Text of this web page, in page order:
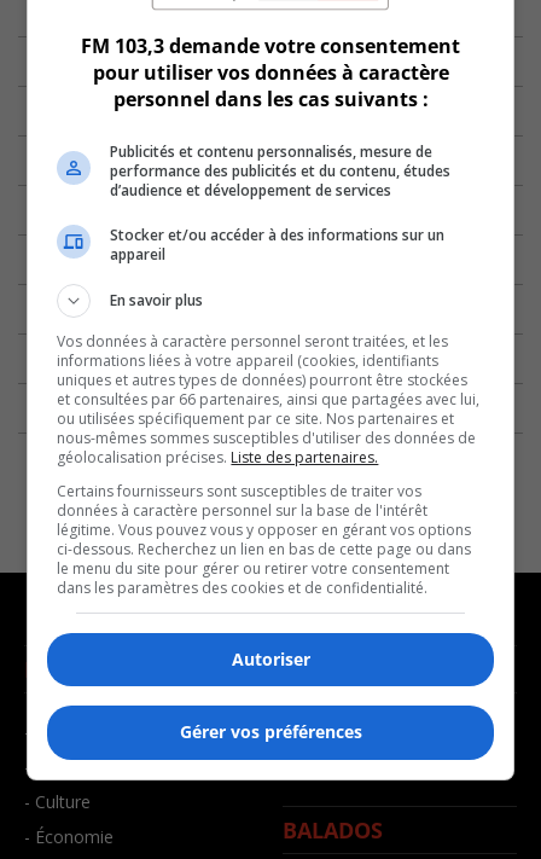
NOUVELLES
- Affaires municipales
- Communauté / Social
- Culture
- Économie
MUSIQUE
- Décompte franco
- Joué récemment
BALADOS
FM 103,3 demande votre consentement
pour utiliser vos données à caractère
personnel dans les cas suivants :
Publicités et contenu personnalisés, mesure de
performance des publicités et du contenu, études
d’audience et développement de services
Stocker et/ou accéder à des informations sur un
appareil
En savoir plus
Vos données à caractère personnel seront traitées, et les
informations liées à votre appareil (cookies, identifiants
uniques et autres types de données) pourront être stockées
et consultées par 66 partenaires, ainsi que partagées avec lui,
ou utilisées spécifiquement par ce site. Nos partenaires et
nous-mêmes sommes susceptibles d'utiliser des données de
géolocalisation précises. Liste des partenaires.
Certains fournisseurs sont susceptibles de traiter vos
données à caractère personnel sur la base de l'intérêt
légitime. Vous pouvez vous y opposer en gérant vos options
ci-dessous. Recherchez un lien en bas de cette page ou dans
le menu du site pour gérer ou retirer votre consentement
dans les paramètres des cookies et de confidentialité.
Autoriser
Gérer vos préférences